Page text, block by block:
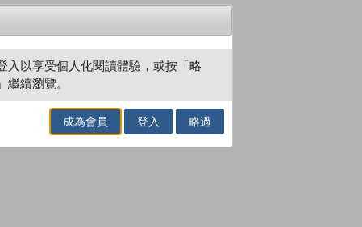
試閲 加入閱讀紀錄
借閱實體書
入以享受個人化閱讀體驗，或按「略
繼續瀏覽。
成為會員 登入 略過